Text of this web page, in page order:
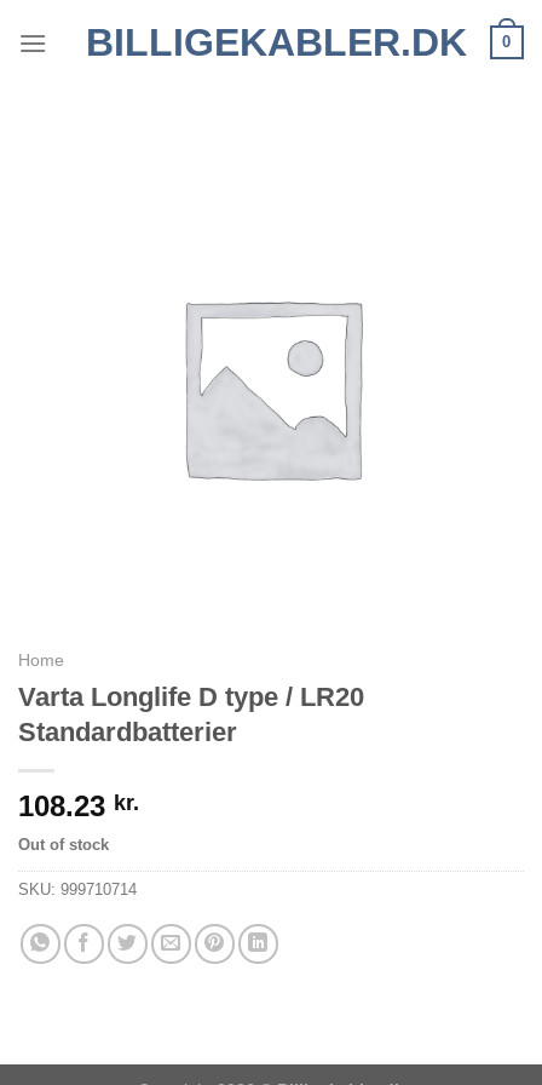
BILLIGEKABLER.DK 0
Home
Varta Longlife D type / LR20
Standardbatterier
108.23 kr.
Out of stock
SKU: 999710714